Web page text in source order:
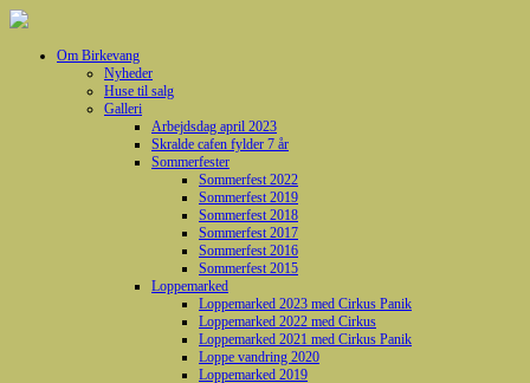
Om Birkevang
Nyheder
Huse til salg
Galleri
Arbejdsdag april 2023
Skralde cafen fylder 7 år
Sommerfester
Sommerfest 2022
Sommerfest 2019
Sommerfest 2018
Sommerfest 2017
Sommerfest 2016
Sommerfest 2015
Loppemarked
Loppemarked 2023 med Cirkus Panik
Loppemarked 2022 med Cirkus
Loppemarked 2021 med Cirkus Panik
Loppe vandring 2020
Loppemarked 2019